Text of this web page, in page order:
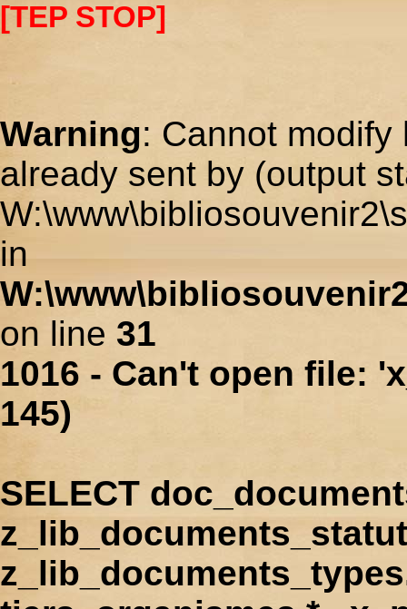
[TEP STOP]
Warning: Cannot
already sent by (output
in
on line 31
1016 - Can't open file:
145)
SELECT